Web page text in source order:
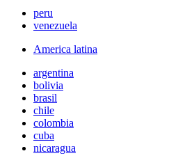
peru
venezuela
America latina
argentina
bolivia
brasil
chile
colombia
cuba
nicaragua